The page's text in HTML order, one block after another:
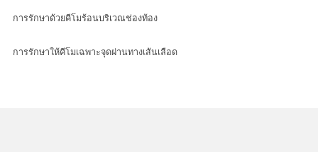
การรักษาด้วยคีโมร้อนบริเวณช่องท้อง
การรักษาให้คีโมเฉพาะจุดผ่านทางเส้นเลือด